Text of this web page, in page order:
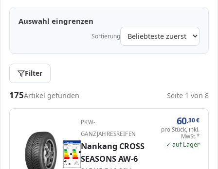
Auswahl eingrenzen
Sortierung
Filter
Passende Reifen in 215/45 R16
175Artikel gefunden Seite 1 von 8
ENERG 450828
Nankang NANK215450161376
215/45 R16 90V C1
A
B
C C
D
E
A
B B
C
D
E
72 dB
PKW-
GANZJAHRESREIFEN
Nankang CROSS
SEASONS AW-6
60,30€
pro Stück, inkl.
MwSt.*
✓ auf Lager